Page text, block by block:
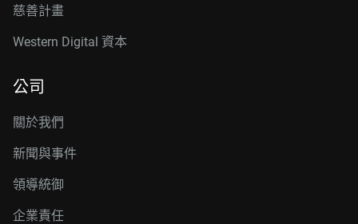
慈善計畫
Western Digital 資本
公司
關於我們
新聞與事件
領導統御
企業責任